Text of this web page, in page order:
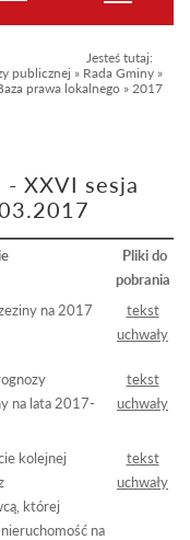
Jesteś tutaj:
publicznej » Rada Gminy »
prawa lokalnego » 2017
XXVI sesja
Pliki do
pobrania
na 2017
tekst
uchwały
na lata 2017-
tekst
uchwały
kolejnej
której
na
tekst
uchwały